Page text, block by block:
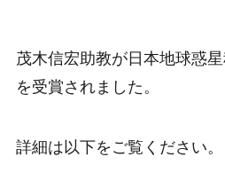
茂木信宏助教が日本地球惑
を受賞されました。
詳細は以下をご覧ください。